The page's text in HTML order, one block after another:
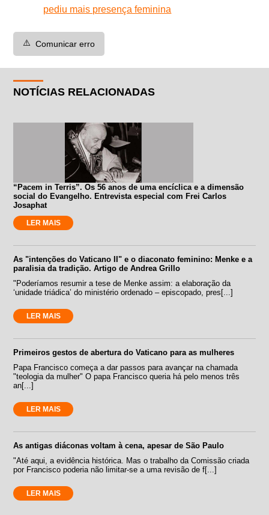
pediu mais presença feminina
⚠️ Comunicar erro
NOTÍCIAS RELACIONADAS
“Pacem in Terris”. Os 56 anos de uma encíclica e a dimensão
social do Evangelho. Entrevista especial com Frei Carlos
Josaphat
LER MAIS
As "intenções do Vaticano II" e o diaconato feminino: Menke e a
paralisia da tradição. Artigo de Andrea Grillo
"Poderíamos resumir a tese de Menke assim: a elaboração da
‘unidade triádica’ do ministério ordenado – episcopado, pres[...]
LER MAIS
Primeiros gestos de abertura do Vaticano para as mulheres
Papa Francisco começa a dar passos para avançar na chamada
"teologia da mulher" O papa Francisco queria há pelo menos três
an[...]
LER MAIS
As antigas diáconas voltam à cena, apesar de São Paulo
"Até aqui, a evidência histórica. Mas o trabalho da Comissão criada
por Francisco poderia não limitar-se a uma revisão de f[...]
LER MAIS